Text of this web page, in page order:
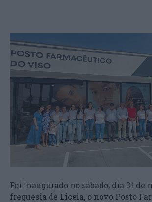
Foi inaugurado no sábado, dia 31 de
freguesia de Liceia, o novo Posto